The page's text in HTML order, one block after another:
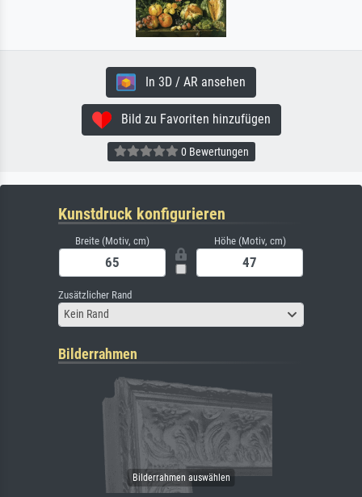
In 3D / AR ansehen
Bild zu Favoriten hinzufügen
0 Bewertungen
Kunstdruck konfigurieren
Breite (Motiv, cm) Höhe (Motiv, cm)
Zusätzlicher Rand
Kein Rand
Bilderrahmen